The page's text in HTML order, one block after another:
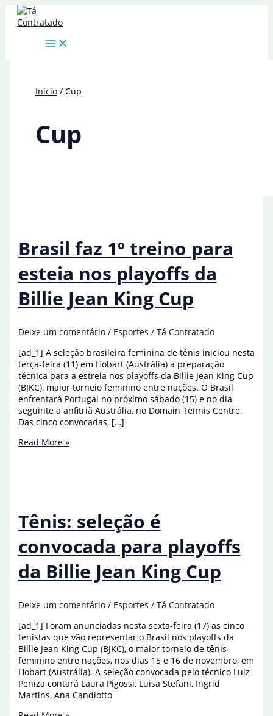
para
Início Cup
Cup
Brasil faz 1º treino para
esteia nos playoffs da
Billie Jean King Cup
Deixe um comentário / Esportes / Tá Contratado
[ad_1] A seleção brasileira feminina de tênis iniciou nesta
terça-feira (11) em Hobart (Austrália) a preparação
técnica para a estreia nos playoffs da Billie Jean King Cup
(BJKC), maior torneio feminino entre nações. O Brasil
enfrentará Portugal no próximo sábado (15) e no dia
seguinte a anfitriã Austrália, no Domain Tennis Centre.
Das cinco convocadas, […]
Brasil
playoffs
da
Billie
Jean
King
Cup
Read More »
Tênis: seleção é
convocada para playoffs
da Billie Jean King Cup
Deixe um comentário / Esportes / Tá Contratado
[ad_1] Foram anunciadas nesta sexta-feira (17) as cinco
tenistas que vão representar o Brasil nos playoffs da
Billie Jean King Cup (BJKC), o maior torneio de tênis
feminino entre nações, nos dias 15 e 16 de novembro, em
Hobart (Austrália). A seleção convocada pelo técnico Luiz
Peniza contará Laura Pigossi, Luisa Stefani, Ingrid
Martins, Ana Candiotto